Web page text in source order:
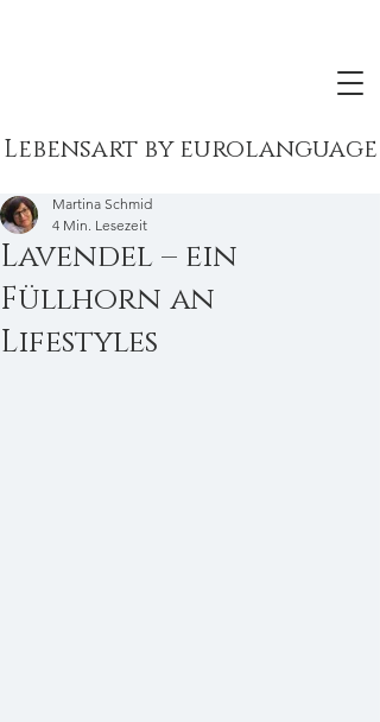
Lebensart by eurolanguage
Lavendel – ein
Füllhorn an
Lifestyles
Martina Schmid
4 Min. Lesezeit